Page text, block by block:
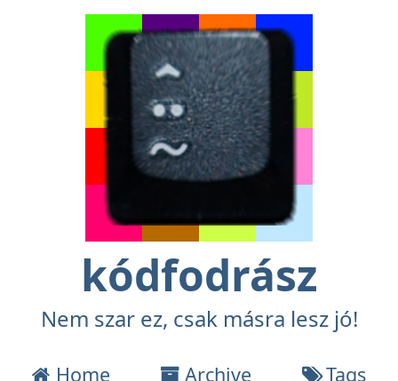
kódfodrász
Nem szar ez, csak másra lesz jó!
Home Archive Tags